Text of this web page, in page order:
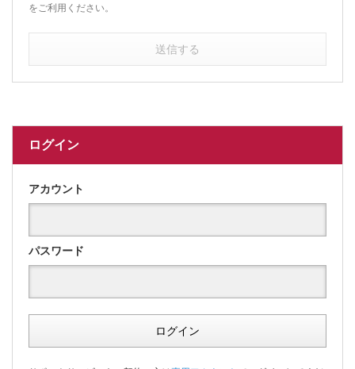
をご利用ください。
送信する
ログイン
アカウント
パスワード
ログイン